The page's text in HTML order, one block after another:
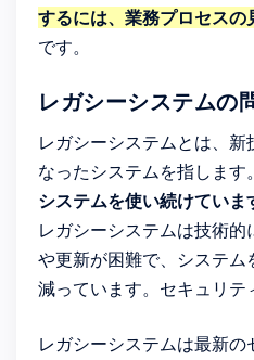
するには、業務プロセスの
です。
レガシーシステムの
レガシーシステムとは、新
なったシステムを指します。
システムを使い続けていま
レガシーシステムは技術
や更新が困難で、システム
減っています。セキュリテ
レガシーシステムは最新